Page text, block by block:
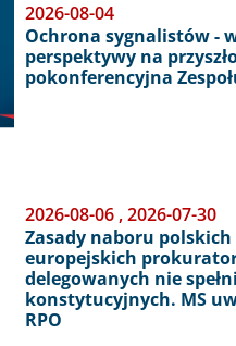
2026-08-04
Ochrona sygnalistów -
perspektywy na
pokonferencyjna
2026-08-06 ,2026-07-30
Zasady naboru
europejskich
delegowanych nie
konstytucyjnych. MS
RPO